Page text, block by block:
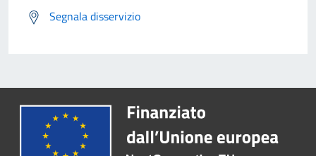
Segnala disservizio